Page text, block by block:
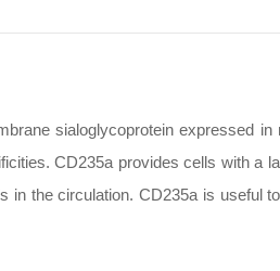
sialoglycoprotein expressed
CD235a provides cells with a
in the circulation. CD235a is useful